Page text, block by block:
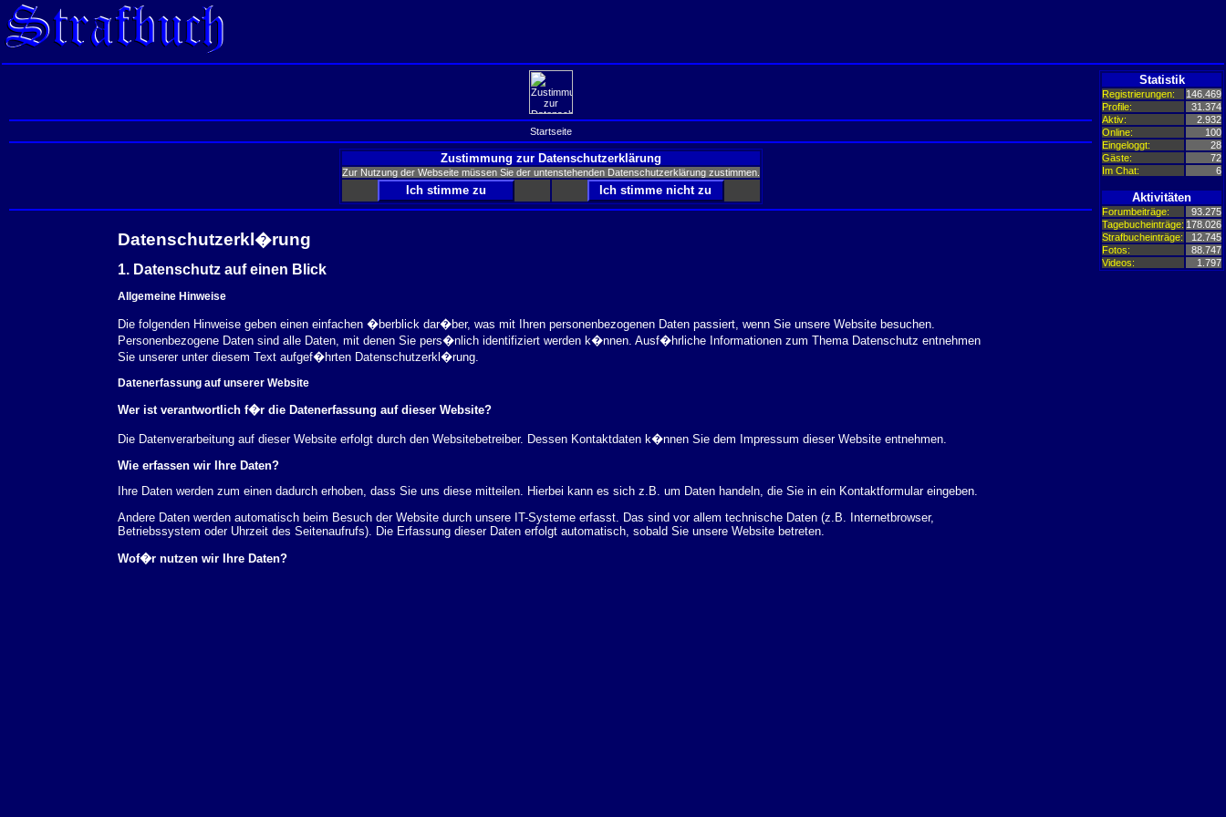
Startseite
Zustimmung zur Datenschutzerklärung
Zur Nutzung der Webseite müssen Sie der untenstehenden Datenschutzerklärung zustimmen.
Datenschutzerkl�rung
1. Datenschutz auf einen Blick
Allgemeine Hinweise
Die folgenden Hinweise geben einen einfachen �berblick dar�ber, was mit Ihren personenbezogenen Daten passiert, wenn Sie unsere Website besuchen.
Personenbezogene Daten sind alle Daten, mit denen Sie pers�nlich identifiziert werden k�nnen. Ausf�hrliche Informationen zum Thema Datenschutz entnehmen
Sie unserer unter diesem Text aufgef�hrten Datenschutzerkl�rung.
Datenerfassung auf unserer Website
Wer ist verantwortlich f�r die Datenerfassung auf dieser Website?
Die Datenverarbeitung auf dieser Website erfolgt durch den Websitebetreiber. Dessen Kontaktdaten k�nnen Sie dem Impressum dieser Website entnehmen.
Wie erfassen wir Ihre Daten?
Ihre Daten werden zum einen dadurch erhoben, dass Sie uns diese mitteilen. Hierbei kann es sich z.B. um Daten handeln, die Sie in ein Kontaktformular eingeben.
Andere Daten werden automatisch beim Besuch der Website durch unsere IT-Systeme erfasst. Das sind vor allem technische Daten (z.B. Internetbrowser,
Betriebssystem oder Uhrzeit des Seitenaufrufs). Die Erfassung dieser Daten erfolgt automatisch, sobald Sie unsere Website betreten.
Wof�r nutzen wir Ihre Daten?
Statistik
Registrierungen:
146.469
Profile:
31.374
Aktiv:
2.932
Online:
100
Eingeloggt:
28
Gäste:
72
Im Chat:
6
Aktivitäten
Forumbeiträge:
93.275
Tagebucheinträge: 178.026
Strafbucheinträge:
12.745
Fotos:
88.747
Videos:
1.797